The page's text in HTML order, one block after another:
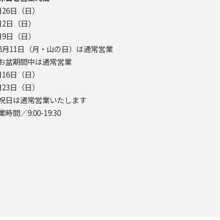
日（日）
日（日）
日（日）
11日（月・山の日）は通常営業
盆期間中は通常営業
日（日）
日（日）
日は通常営業いたします
時間／9:00-19:30